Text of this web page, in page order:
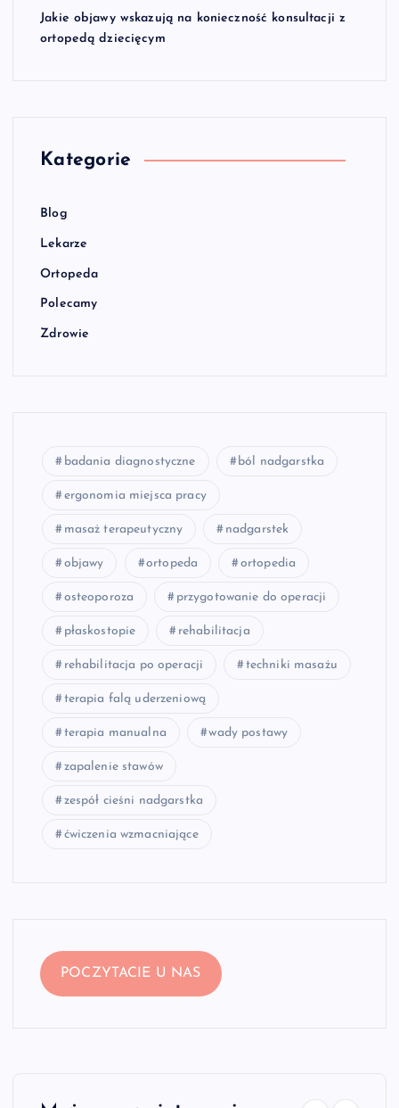
Jakie objawy wskazują na konieczność konsultacji z
ortopedą dziecięcym
Kategorie
Blog
Lekarze
Ortopeda
Polecamy
Zdrowie
badania diagnostyczne ból nadgarstka
ergonomia miejsca pracy
masaż terapeutyczny nadgarstek
objawy ortopeda ortopedia
osteoporoza przygotowanie do operacji
płaskostopie rehabilitacja
rehabilitacja po operacji techniki masażu
terapia falą uderzeniową
terapia manualna wady postawy
zapalenie stawów
zespół cieśni nadgarstka
ćwiczenia wzmacniające
POCZYTACIE U NAS